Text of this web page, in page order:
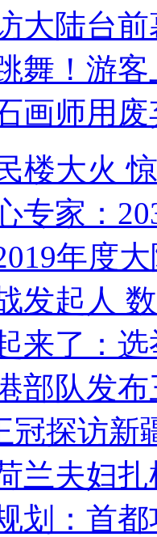
大陆台
舞！游客
画师用
楼大火
专家：
年度
发起人
来了：
部队发
冠探访新
兰夫妇
划：首